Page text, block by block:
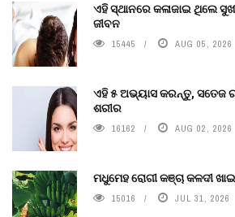
ଏହି ସ୍ଥାନରେ କଳାଜାଇ ଥିଲେ
ଜୀବନ
15445 AUG 05, 2026
ଏହି ୫ ଅଭ୍ୟାସ କରନ୍ତୁ, ସତେଜ
ଶରୀର
16162 AUG 02, 2026
ମଧୁମେହ ରୋଗୀ କଞ୍ଚା କଳଦୀ
15016 JUL 31, 2026